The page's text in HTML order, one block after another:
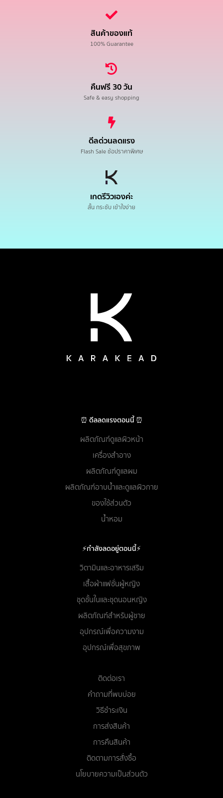
สินค้าของแท้
100% Guarantee
คืนฟรี 30 วัน
Safe & easy shopping
ดีลด่วนลดแรง
Flash Sale ช้อปราคาพิเศษ
เกดรีวิวเองค่ะ
สั้น กระชับ เข้าใจง่าย
⏰ ดีลลดแรงตอนนี้ ⏰
ผลิตภัณฑ์ดูแลผิวหน้า
เครื่องสำอาง
ผลิตภัณฑ์ดูแลผม
ผลิตภัณฑ์อาบน้ำและดูแลผิวกาย
ของใช้ส่วนตัว
น้ำหอม
⚡กำลังลดอยู่ตอนนี้⚡
วิตามินและอาหารเสริม
เสื้อผ้าแฟชั่นผู้หญิง
ชุดชั้นในและชุดนอนหญิง
ผลิตภัณฑ์สำหรับผู้ชาย
อุปกรณ์เพื่อความงาม
อุปกรณ์เพื่อสุขภาพ
ติดต่อเรา
คำถามที่พบบ่อย
วิธีชำระเงิน
การส่งสินค้า
การคืนสินค้า
ติดตามการสั่งซื้อ
นโยบายความเป็นส่วนตัว